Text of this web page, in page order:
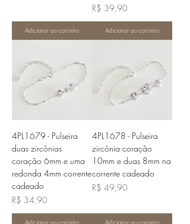
Adicionar ao carrinho
Preço
R$ 39,90
Adicionar ao carrinho
4PL1679 - Pulseira
duas zircônias
coração 6mm e uma
redonda 4mm corrente
cadeado
Preço
R$ 34,90
Adicionar ao carrinho
4PL1678 - Pulseira
zircônia coração
10mm e duas 8mm na
corrente cadeado
Preço
R$ 49,90
Adicionar ao carrinho